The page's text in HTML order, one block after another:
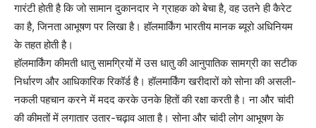
गारंटी होती है कि जो सामान दुकानदार ने ग्राहक को बेचा है, वह उतने ही कैरेट
का है, जिनता आभूषण पर लिखा है। हॉलमार्किंग भारतीय मानक ब्यूरो अधिनियम
के तहत होती है।
हॉलमार्किंग कीमती धातु सामग्रियों में उस धातु की आनुपातिक सामग्री का सटीक
निर्धारण और आधिकारिक रिकॉर्ड है। हॉलमार्किंग खरीदारों को सोना की असली-
नकली पहचान करने में मदद करके उनके हितों की रक्षा करती है। ना और चांदी
की कीमतों में लगातार उतार-चढ़ाव आता है। सोना और चांदी लोग आभूषण के